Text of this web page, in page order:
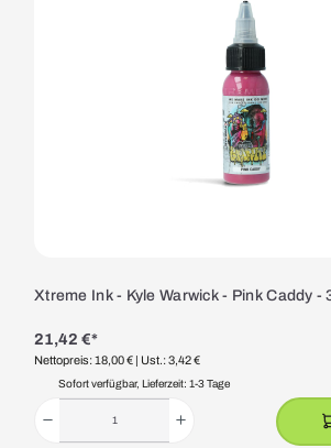
Xtreme Ink - Kyle Warwick - Pink Caddy -
21,42 €*
Nettopreis: 18,00 € | Ust.: 3,42 €
Sofort verfügbar, Lieferzeit: 1-3 Tage